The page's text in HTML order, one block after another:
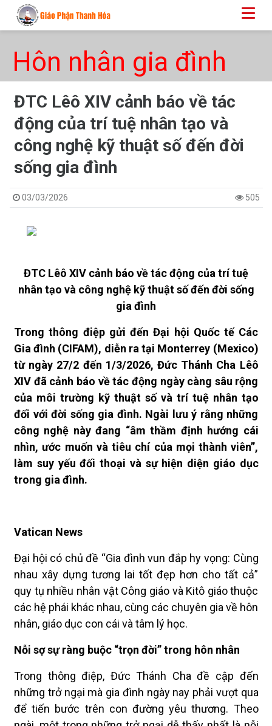
Hôn nhân gia đình
ĐTC Lêô XIV cảnh báo về tác
động của trí tuệ nhân tạo và
công nghệ kỹ thuật số đến đời
sống gia đình
03/03/2026 505
ĐTC Lêô XIV cảnh báo về tác động của trí tuệ
nhân tạo và công nghệ kỹ thuật số đến đời sống
gia đình
Trong thông điệp gửi đến Đại hội Quốc tế Các
Gia đình (CIFAM), diễn ra tại Monterrey (Mexico)
từ ngày 27/2 đến 1/3/2026, Đức Thánh Cha Lêô
XIV đã cảnh báo về tác động ngày càng sâu rộng
của môi trường kỹ thuật số và trí tuệ nhân tạo
đối với đời sống gia đình. Ngài lưu ý rằng những
công nghệ này đang “âm thầm định hướng cái
nhìn, ước muốn và tiêu chí của mọi thành viên”,
làm suy yếu đối thoại và sự hiện diện giáo dục
trong gia đình.
Vatican News
Đại hội có chủ đề “Gia đình vun đắp hy vọng: Cùng
nhau xây dựng tương lai tốt đẹp hơn cho tất cả”
quy tụ nhiều nhân vật Công giáo và Kitô giáo thuộc
các hệ phái khác nhau, cùng các chuyên gia về hôn
nhân, giáo dục con cái và tâm lý học.
Nỗi sợ sự ràng buộc “trọn đời” trong hôn nhân
Trong thông điệp, Đức Thánh Cha đề cập đến
những trở ngại mà gia đình ngày nay phải vượt qua
để tiến bước trên con đường yêu thương. Theo